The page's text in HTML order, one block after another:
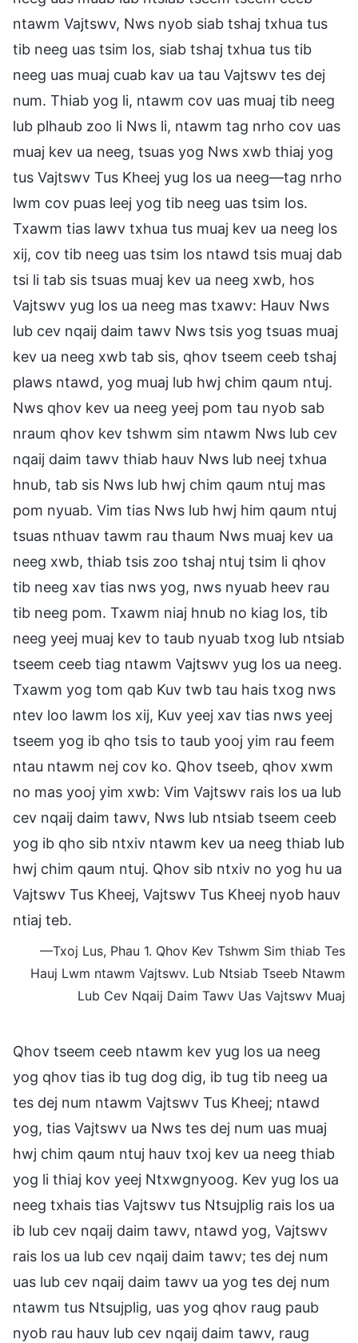
ntawm Vajtswv, Nws nyob siab tshaj txhua tus
tib neeg uas tsim los, siab tshaj txhua tus tib
neeg uas muaj cuab kav ua tau Vajtswv tes dej
num. Thiab yog li, ntawm cov uas muaj tib neeg
lub plhaub zoo li Nws li, ntawm tag nrho cov uas
muaj kev ua neeg, tsuas yog Nws xwb thiaj yog
tus Vajtswv Tus Kheej yug los ua neeg—tag nrho
lwm cov puas leej yog tib neeg uas tsim los.
Txawm tias lawv txhua tus muaj kev ua neeg los
xij, cov tib neeg uas tsim los ntawd tsis muaj dab
tsi li tab sis tsuas muaj kev ua neeg xwb, hos
Vajtswv yug los ua neeg mas txawv: Hauv Nws
lub cev nqaij daim tawv Nws tsis yog tsuas muaj
kev ua neeg xwb tab sis, qhov tseem ceeb tshaj
plaws ntawd, yog muaj lub hwj chim qaum ntuj.
Nws qhov kev ua neeg yeej pom tau nyob sab
nraum qhov kev tshwm sim ntawm Nws lub cev
nqaij daim tawv thiab hauv Nws lub neej txhua
hnub, tab sis Nws lub hwj chim qaum ntuj mas
pom nyuab. Vim tias Nws lub hwj him qaum ntuj
tsuas nthuav tawm rau thaum Nws muaj kev ua
neeg xwb, thiab tsis zoo tshaj ntuj tsim li qhov
tib neeg xav tias nws yog, nws nyuab heev rau
tib neeg pom. Txawm niaj hnub no kiag los, tib
neeg yeej muaj kev to taub nyuab txog lub ntsiab
tseem ceeb tiag ntawm Vajtswv yug los ua neeg.
Txawm yog tom qab Kuv twb tau hais txog nws
ntev loo lawm los xij, Kuv yeej xav tias nws yeej
tseem yog ib qho tsis to taub yooj yim rau feem
ntau ntawm nej cov ko. Qhov tseeb, qhov xwm
no mas yooj yim xwb: Vim Vajtswv rais los ua lub
cev nqaij daim tawv, Nws lub ntsiab tseem ceeb
yog ib qho sib ntxiv ntawm kev ua neeg thiab lub
hwj chim qaum ntuj. Qhov sib ntxiv no yog hu ua
Vajtswv Tus Kheej, Vajtswv Tus Kheej nyob hauv
ntiaj teb.
—Txoj Lus, Phau 1. Qhov Kev Tshwm Sim thiab Tes
Hauj Lwm ntawm Vajtswv. Lub Ntsiab Tseeb Ntawm
Lub Cev Nqaij Daim Tawv Uas Vajtswv Muaj
Qhov tseem ceeb ntawm kev yug los ua neeg
yog qhov tias ib tug dog dig, ib tug tib neeg ua
tes dej num ntawm Vajtswv Tus Kheej; ntawd
yog, tias Vajtswv ua Nws tes dej num uas muaj
hwj chim qaum ntuj hauv txoj kev ua neeg thiab
yog li thiaj kov yeej Ntxwgnyoog. Kev yug los ua
neeg txhais tias Vajtswv tus Ntsujplig rais los ua
ib lub cev nqaij daim tawv, ntawd yog, Vajtswv
rais los ua lub cev nqaij daim tawv; tes dej num
uas lub cev nqaij daim tawv ua yog tes dej num
ntawm tus Ntsujplig, uas yog qhov raug paub
nyob rau hauv lub cev nqaij daim tawv, raug